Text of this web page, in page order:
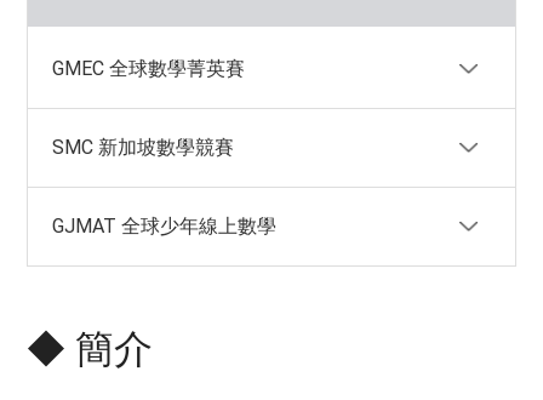
GMEC 全球數學菁英賽
◆ 簡介
◆ 相關資訊
SMC 新加坡數學競賽
◆ 簡介
GJMAT 全球少年線上數學
◆ 簡介